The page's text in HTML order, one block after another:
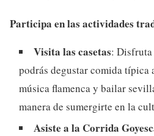
Participa en las actividades
Visita las casetas: Disfruta
podrás degustar comida típica
música flamenca y bailar
manera de sumergirte en la
Asiste a la Corrida